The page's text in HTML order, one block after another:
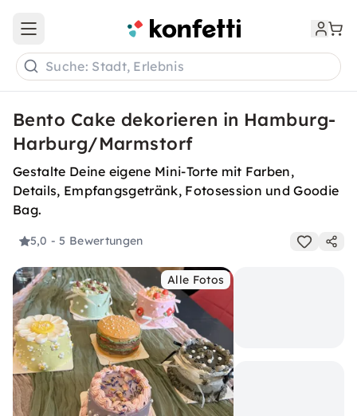
Open main menu
Suche: Stadt, Erlebnis
Bento Cake dekorieren in Hamburg-
Harburg/Marmstorf
Gestalte Deine eigene Mini-Torte mit Farben,
Details, Empfangsgetränk, Fotosession und Goodie
Bag.
5,0 - 5 Bewertungen
Alle Fotos